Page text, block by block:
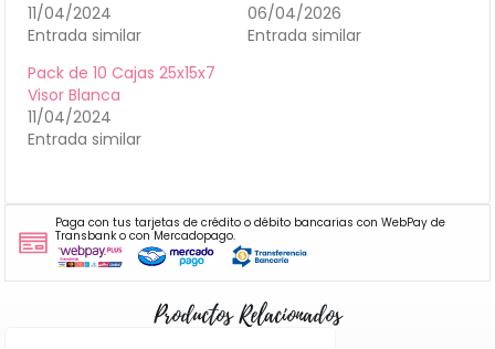
11/04/2024
Entrada similar
06/04/2026
Entrada similar
Pack de 10 Cajas 25x15x7
Visor Blanca
11/04/2024
Entrada similar
Paga con tus tarjetas de crédito o débito bancarias con WebPay de
Transbank o con Mercadopago.
Productos Relacionados